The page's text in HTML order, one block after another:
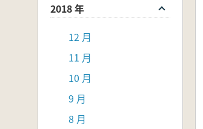
2018 年
12 月
11 月
10 月
9 月
8 月